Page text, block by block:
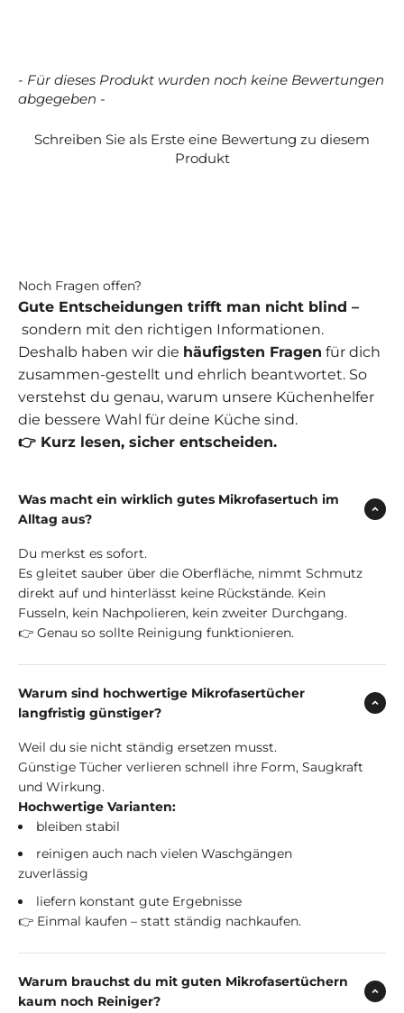
- Für dieses Produkt wurden noch keine Bewertungen
abgegeben -
Schreiben Sie als Erste eine Bewertung zu diesem
Produkt
New content loaded
Noch Fragen offen?
Gute Entscheidungen trifft man nicht blind –
sondern mit den richtigen Informationen.
Deshalb haben wir die häufigsten Fragen für dich
zusammen-gestellt und ehrlich beantwortet. So
verstehst du genau, warum unsere Küchenhelfer
die bessere Wahl für deine Küche sind.
👉 Kurz lesen, sicher entscheiden.
Was macht ein wirklich gutes Mikrofasertuch im
Alltag aus?
Du merkst es sofort.
Es gleitet sauber über die Oberfläche, nimmt Schmutz
direkt auf und hinterlässt keine Rückstände. Kein
Fusseln, kein Nachpolieren, kein zweiter Durchgang.
👉 Genau so sollte Reinigung funktionieren.
Warum sind hochwertige Mikrofasertücher
langfristig günstiger?
Weil du sie nicht ständig ersetzen musst.
Günstige Tücher verlieren schnell ihre Form, Saugkraft
und Wirkung.
Hochwertige Varianten:
bleiben stabil
reinigen auch nach vielen Waschgängen
zuverlässig
liefern konstant gute Ergebnisse
👉 Einmal kaufen – statt ständig nachkaufen.
Warum brauchst du mit guten Mikrofasertüchern
kaum noch Reiniger?